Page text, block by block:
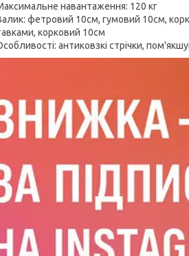
навантаження: 120 кг
фетровий 10см, гумовий 10см,
корковий 10см
антиковзкі стрічки,